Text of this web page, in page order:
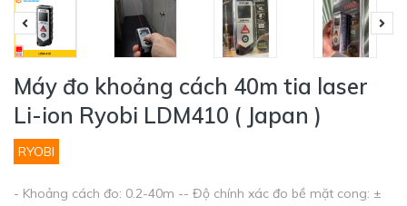
Máy đo khoảng cách 40m tia laser
Li-ion Ryobi LDM410 ( Japan )
RYOBI
- Khoảng cách đo: 0.2-40m -- Độ chính xác đo bề mặt cong: ±